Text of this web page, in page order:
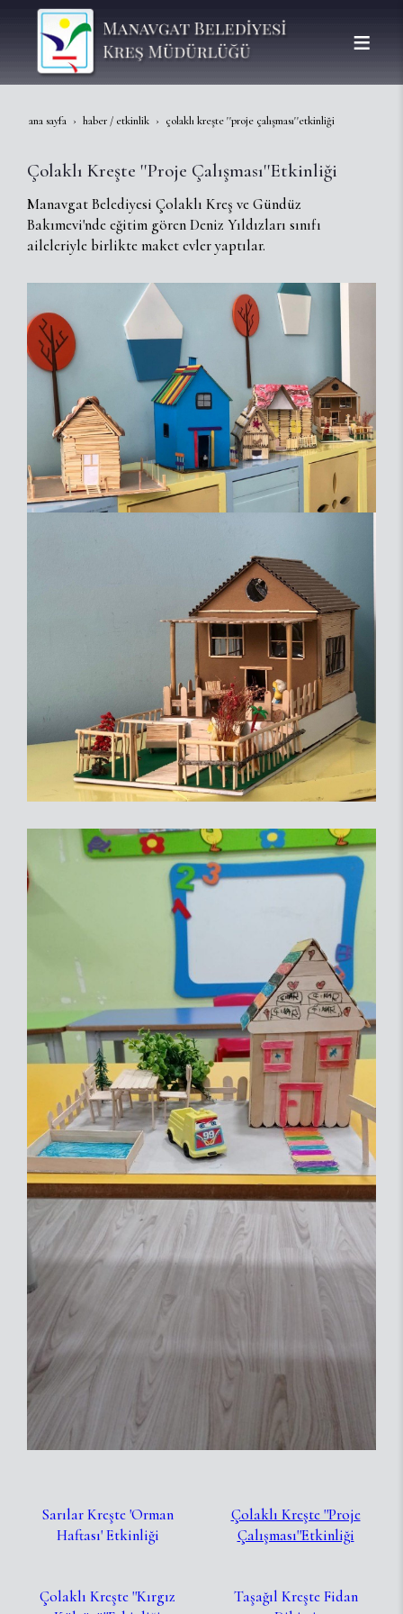
ana sayfa haber / etkinlik çolaklı kreşte ''proje çalışması''etkinliği
Çolaklı Kreşte ''Proje Çalışması''Etkinliği
Manavgat Belediyesi Çolaklı Kreş ve Gündüz
Bakımevi'nde eğitim gören Deniz Yıldızları sınıfı
aileleriyle birlikte maket evler yaptılar.
Sarılar Kreşte 'Orman
Haftası' Etkinliği
Çolaklı Kreşte ''Proje
Çalışması''Etkinliği
Çolaklı Kreşte ''Kırgız
Taşağıl Kreşte Fidan